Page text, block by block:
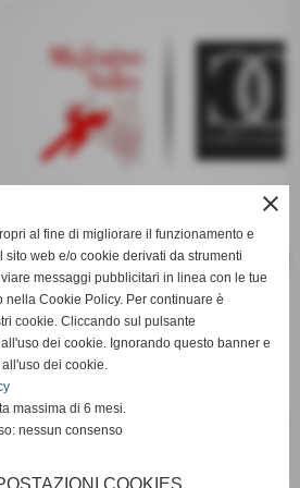
keyboard_arrow_right
close
al fine di migliorare il funzionamento e
web e/o cookie derivati da strumenti
messaggi pubblicitari in linea con le tue
nella Cookie Policy. Per continuare è
cookie. Cliccando sul pulsante
dei cookie. Ignorando questo banner e
dei cookie.
massima di 6 mesi.
nessun consenso
COOKIES